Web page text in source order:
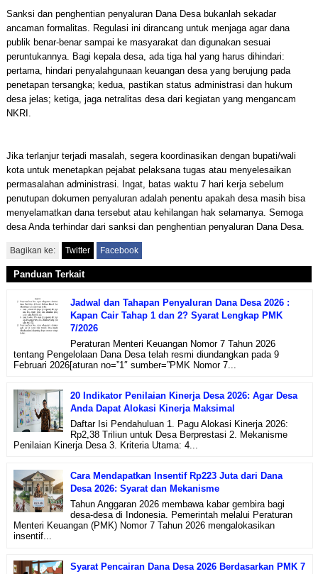
Sanksi dan penghentian penyaluran Dana Desa bukanlah sekadar
ancaman formalitas. Regulasi ini dirancang untuk menjaga agar dana
publik benar-benar sampai ke masyarakat dan digunakan sesuai
peruntukannya. Bagi kepala desa, ada tiga hal yang harus dihindari:
pertama, hindari penyalahgunaan keuangan desa yang berujung pada
penetapan tersangka; kedua, pastikan status administrasi dan hukum
desa jelas; ketiga, jaga netralitas desa dari kegiatan yang mengancam
NKRI.
Jika terlanjur terjadi masalah, segera koordinasikan dengan bupati/wali
kota untuk menetapkan pejabat pelaksana tugas atau menyelesaikan
permasalahan administrasi. Ingat, batas waktu 7 hari kerja sebelum
penutupan dokumen penyaluran adalah penentu apakah desa masih bisa
menyelamatkan dana tersebut atau kehilangan hak selamanya. Semoga
desa Anda terhindar dari sanksi dan penghentian penyaluran Dana Desa.
Bagikan ke: Twitter Facebook
Panduan Terkait
Jadwal dan Tahapan Penyaluran Dana Desa 2026 :
Kapan Cair Tahap 1 dan 2? Syarat Lengkap PMK
7/2026
Peraturan Menteri Keuangan Nomor 7 Tahun 2026
tentang Pengelolaan Dana Desa telah resmi diundangkan pada 9
Februari 2026[aturan no=”1″ sumber=”PMK Nomor 7...
20 Indikator Penilaian Kinerja Desa 2026: Agar Desa
Anda Dapat Alokasi Kinerja Maksimal
Daftar Isi Pendahuluan 1. Pagu Alokasi Kinerja 2026:
Rp2,38 Triliun untuk Desa Berprestasi 2. Mekanisme
Penilaian Kinerja Desa 3. Kriteria Utama: 4...
Cara Mendapatkan Insentif Rp223 Juta dari Dana
Desa 2026: Syarat dan Mekanisme
Tahun Anggaran 2026 membawa kabar gembira bagi
desa-desa di Indonesia. Pemerintah melalui Peraturan
Menteri Keuangan (PMK) Nomor 7 Tahun 2026 mengalokasikan
insentif...
Syarat Pencairan Dana Desa 2026 Berdasarkan PMK 7